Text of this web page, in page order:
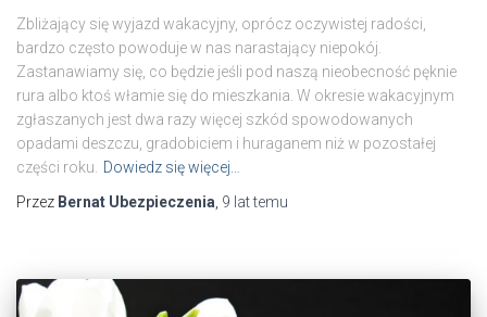
Zbliżający się wyjazd wakacyjny, oprócz oczywistej radości,
bardzo często powoduje w nas narastający niepokój.
Zastanawiamy się, co będzie jeśli pod naszą nieobecność pęknie
rura albo ktoś włamie się do mieszkania. W okresie wakacyjnym
zgłaszanych jest dwa razy więcej szkód spowodowanych
opadami deszczu, gradobiciem i huraganem niż w pozostałej
części roku.
Dowiedz się więcej…
Przez Bernat Ubezpieczenia 9 lattemu